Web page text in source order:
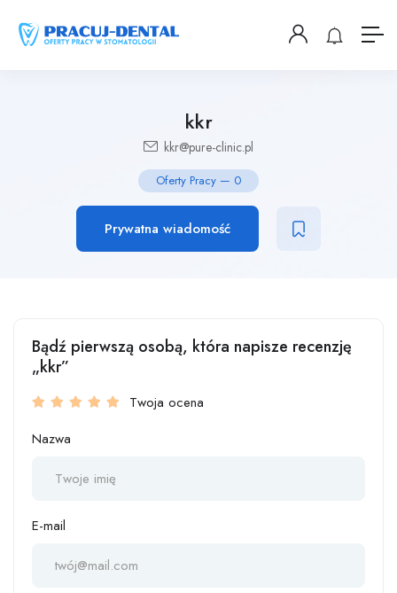
kkr
kkr@pure-clinic.pl
Oferty Pracy — 0
Prywatna wiadomość
Bądź pierwszą osobą, która napisze recenzję
„kkr”
Twoja ocena
Nazwa
E-mail